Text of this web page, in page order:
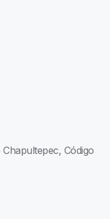
Chapultepec, Código